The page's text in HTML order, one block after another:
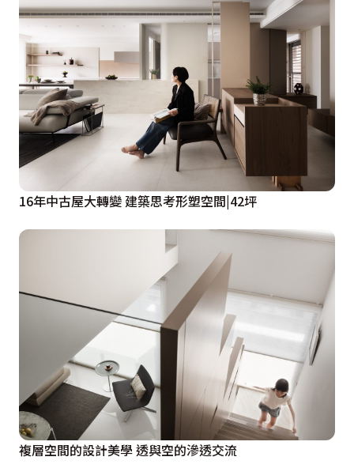
16年中古屋大轉變 建築思考形塑空間|42坪
複層空間的設計美學 透與空的滲透交流